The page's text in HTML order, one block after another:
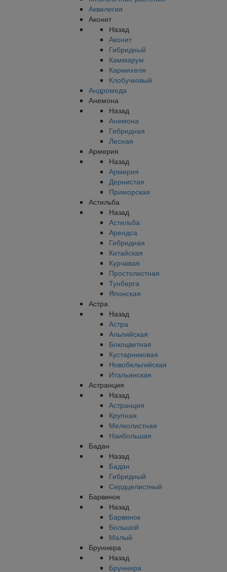
Аквилегия
Аконит
Назад
Аконит
Гибридный
Каммарум
Кармихеля
Клобучковый
Андромеда
Анемона
Назад
Анемона
Гибридная
Лесная
Армерия
Назад
Армерия
Дернистая
Приморская
Астильба
Назад
Астильба
Арендса
Гибридная
Китайская
Курчавая
Простолистная
Тунберга
Японская
Астра
Назад
Астра
Альпийская
Бокоцветная
Кустарниковая
Новобельгийская
Итальянская
Астранция
Назад
Астранция
Крупная
Мелколистная
Наибольшая
Бадан
Назад
Бадан
Гибридный
Сердцелистный
Барвинок
Назад
Барвинок
Большой
Малый
Бруннера
Назад
Бруннера